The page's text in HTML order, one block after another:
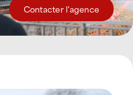
Contacter l'agence